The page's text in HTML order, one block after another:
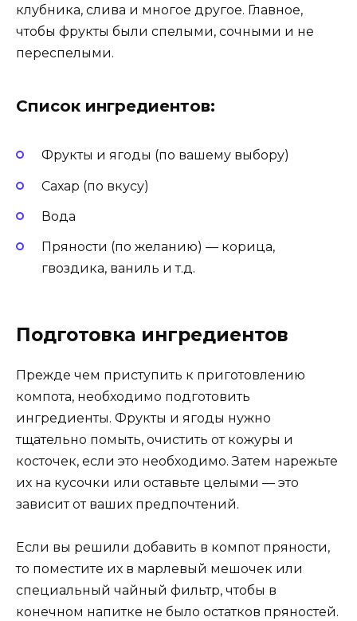
клубника, слива и многое другое. Главное,
чтобы фрукты были спелыми, сочными и не
переспелыми.
Список ингредиентов:
Фрукты и ягоды (по вашему выбору)
Сахар (по вкусу)
Вода
Пряности (по желанию) — корица,
гвоздика, ваниль и т.д.
Подготовка ингредиентов
Прежде чем приступить к приготовлению
компота, необходимо подготовить
ингредиенты. Фрукты и ягоды нужно
тщательно помыть, очистить от кожуры и
косточек, если это необходимо. Затем нарежьте
их на кусочки или оставьте целыми — это
зависит от ваших предпочтений.
Если вы решили добавить в компот пряности,
то поместите их в марлевый мешочек или
специальный чайный фильтр, чтобы в
конечном напитке не было остатков пряностей.